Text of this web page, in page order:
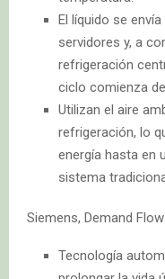
El líquido se
servidores y, a
refrigeración
ciclo comienza
Utilizan el aire
refrigeración, lo
energía hasta en
sistema
Siemens, Demand Flow
Tecnología